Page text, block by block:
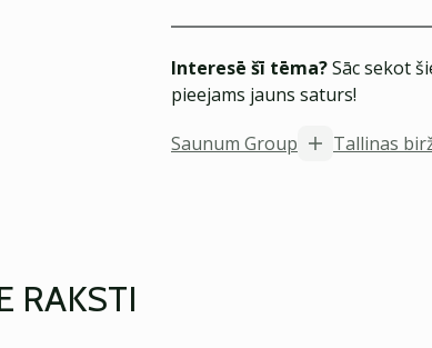
Interesē šī tēma?Sāc sekot
pieejams jauns saturs!
Saunum Group
Tallinas
RAKSTI